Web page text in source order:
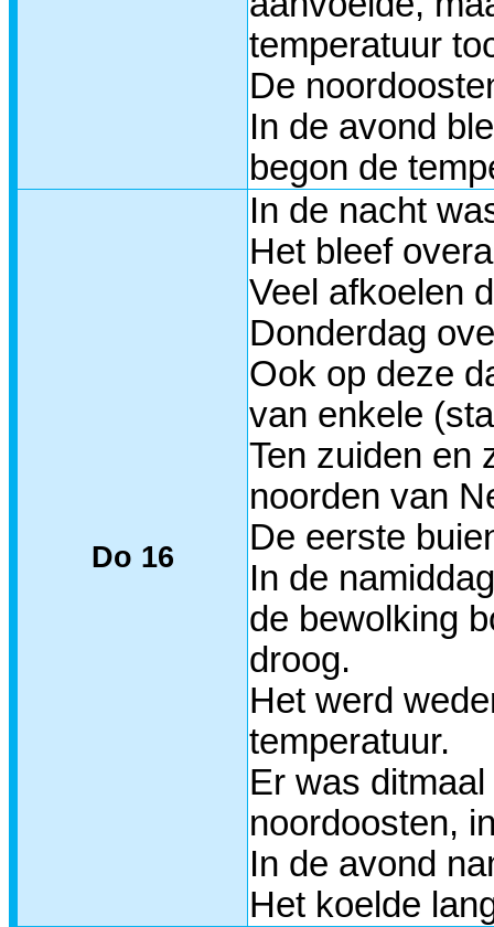
temperatuur
De
In de avond
begon de
Do 16
In de nacht
Het bleef
Veel afkoelen
Donderdag
Ook op deze
van enkele
Ten zuiden en
noorden van
De eerste
In de
de bewolking
droog.
Het werd
temperatuur.
Er was
noordoosten,
In de avond
Het koelde